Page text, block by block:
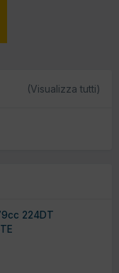
(Visualizza tutti)
224DT